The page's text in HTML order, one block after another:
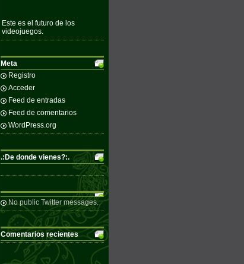
Este es el futuro de los
videojuegos.
Meta
Registro
Acceder
Feed de entradas
Feed de comentarios
WordPress.org
.:De donde vienes?:.
No public Twitter messages.
Comentarios recientes